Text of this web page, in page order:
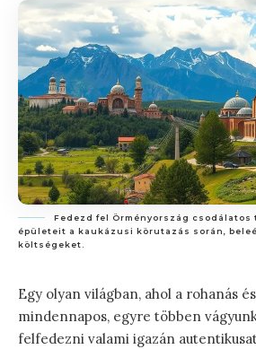
Fedezd fel Örményország
épületeit a kaukázusi körutazás során,
költségeket.
Egy olyan világban, ahol a rohanás
mindennapos, egyre többen
felfedezni valami igazán